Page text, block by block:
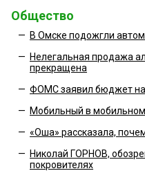
Общество
— В Омске подожгли
— Нелегальная продажа
прекращена
— ФОМС заявил бюджет на
— Мобильный в мобильном
— «Оша» рассказала,
— Николай ГОРНОВ,
покровителях